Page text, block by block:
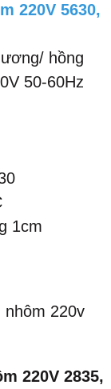
led: Dài 50cm,
MTBF>
50000h
220V 5630,
hồng
50-60Hz
1cm
nhôm 220v
220V 2835,